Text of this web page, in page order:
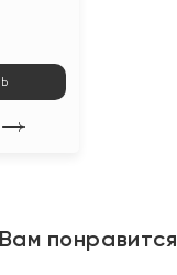
Вам понравится